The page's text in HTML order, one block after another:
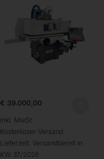
€ 39.000,00
inkl. MwSt.
Kostenloser Versand
Lieferzeit: Versandbereit in
KW 37/2026